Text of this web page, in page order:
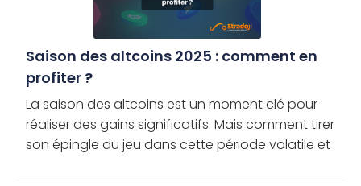
Saison des altcoins 2025 : comment en
profiter ?
La saison des altcoins est un moment clé pour
réaliser des gains significatifs. Mais comment tirer
son épingle du jeu dans cette période volatile et